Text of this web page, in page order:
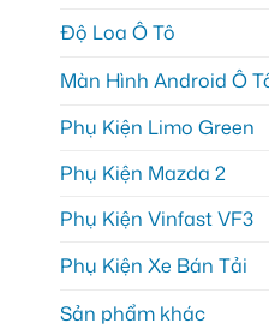
Độ Loa Ô Tô
Màn Hình Android Ô
Phụ Kiện Limo Green
Phụ Kiện Mazda 2
Phụ Kiện Vinfast VF3
Phụ Kiện Xe Bán Tải
Sản phẩm khác